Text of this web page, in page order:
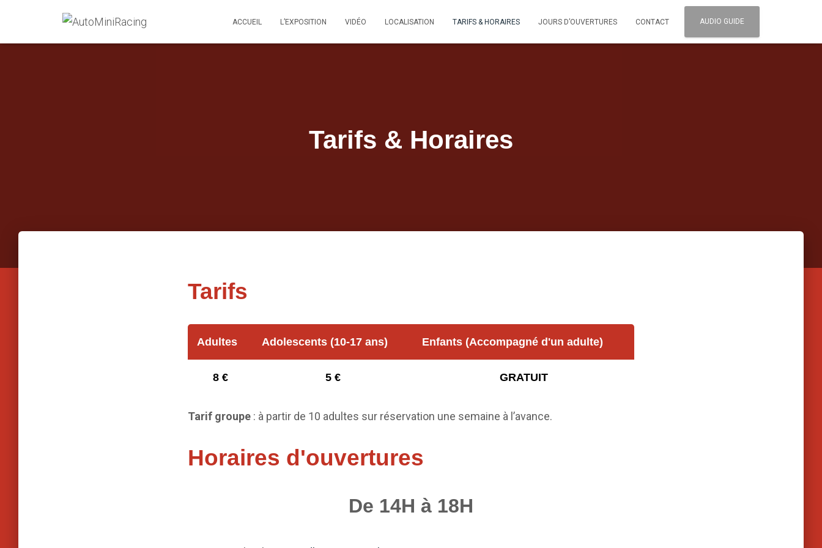
ACCUEIL L’EXPOSITION VIDÉO LOCALISATION TARIFS & HORAIRES JOURS D’OUVERTURES CONTACT AUDIO GUIDE
Tarifs & Horaires
Tarifs
Adultes Adolescents (10-17 ans) Enfants (Accompagné d'un adulte)
8 € 5 € GRATUIT
Tarif groupe : à partir de 10 adultes sur réservation une semaine à l’avance.
Horaires d'ouvertures
De 14H à 18H